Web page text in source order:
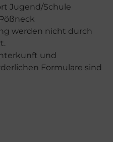
Jugend/Schule
werden nicht durch
und
Formulare sind